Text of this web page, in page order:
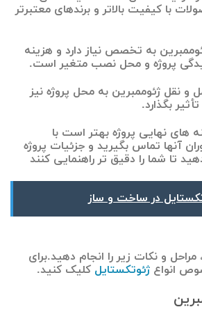
با کیفیت بالاتر و برندهای معتبرتر
به تخصص نیاز دارد و هزینه
پروژه و محل نصب متغیر است.
و نقل ژئوممبرین به محل پروژه نیز
بگذارد.
های نهایی پروژه بهتر است با
آنها تماس بگیرید و جزئیات پروژه
تا شما را دقیق تر راهنمایی کنند
در ساخت و ساز
مراحل و نکات زیر را انجام دهید.برای
انواع ژئوتکستایل کلیک کنید.